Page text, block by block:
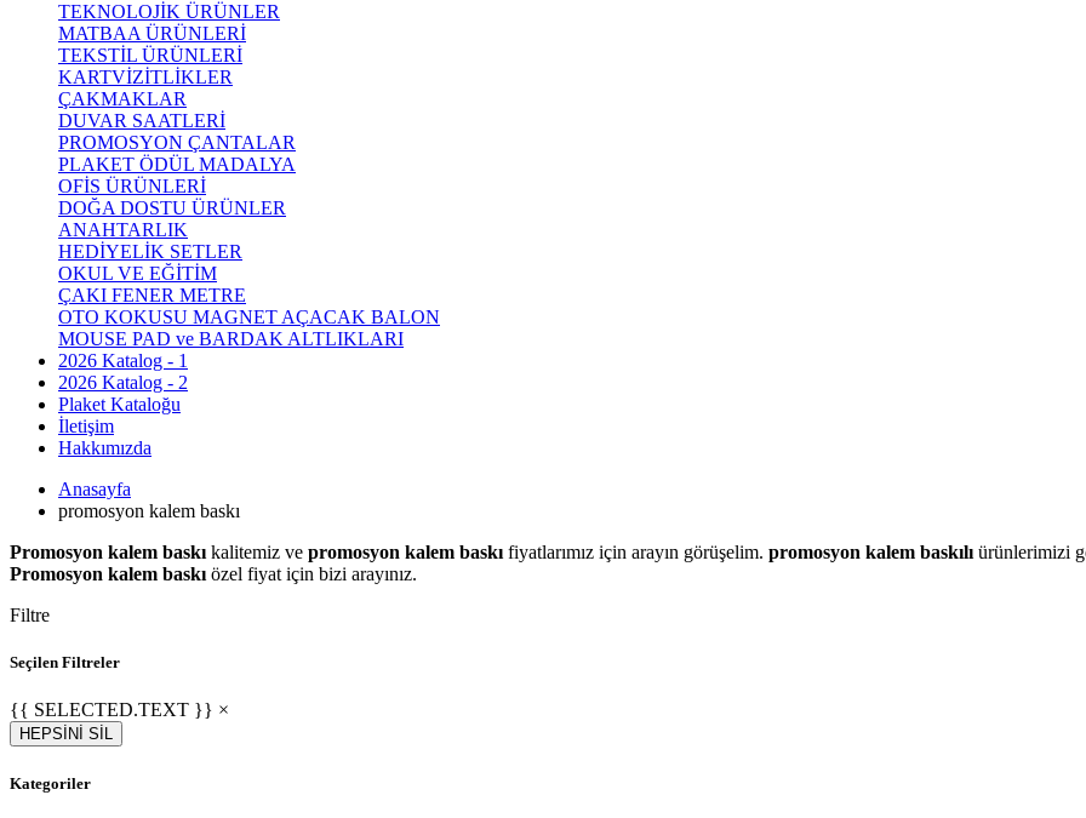
TEKNOLOJİK ÜRÜNLER
MATBAA ÜRÜNLERİ
TEKSTİL ÜRÜNLERİ
KARTVİZİTLİKLER
ÇAKMAKLAR
DUVAR SAATLERİ
PROMOSYON ÇANTALAR
PLAKET ÖDÜL MADALYA
OFİS ÜRÜNLERİ
DOĞA DOSTU ÜRÜNLER
ANAHTARLIK
HEDİYELİK SETLER
OKUL VE EĞİTİM
ÇAKI FENER METRE
OTO KOKUSU MAGNET AÇACAK BALON
MOUSE PAD ve BARDAK ALTLIKLARI
2026 Katalog - 1
2026 Katalog - 2
Plaket Kataloğu
İletişim
Hakkımızda
Anasayfa
promosyon kalem baskı
Promosyon kalem baskı kalitemiz ve promosyon kalem baskı fiyatlarımız için arayın görüşelim. promosyon kalem baskılı ürünlerimizi
Promosyon kalem baskı özel fiyat için bizi arayınız.
Filtre
Seçilen Filtreler
{{ SELECTED.TEXT }} ×
HEPSİNİ SİL
Kategoriler